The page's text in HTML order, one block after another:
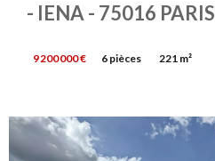
- IENA - 75016 PARIS
9 200 000 € 6 pièces 221 m²